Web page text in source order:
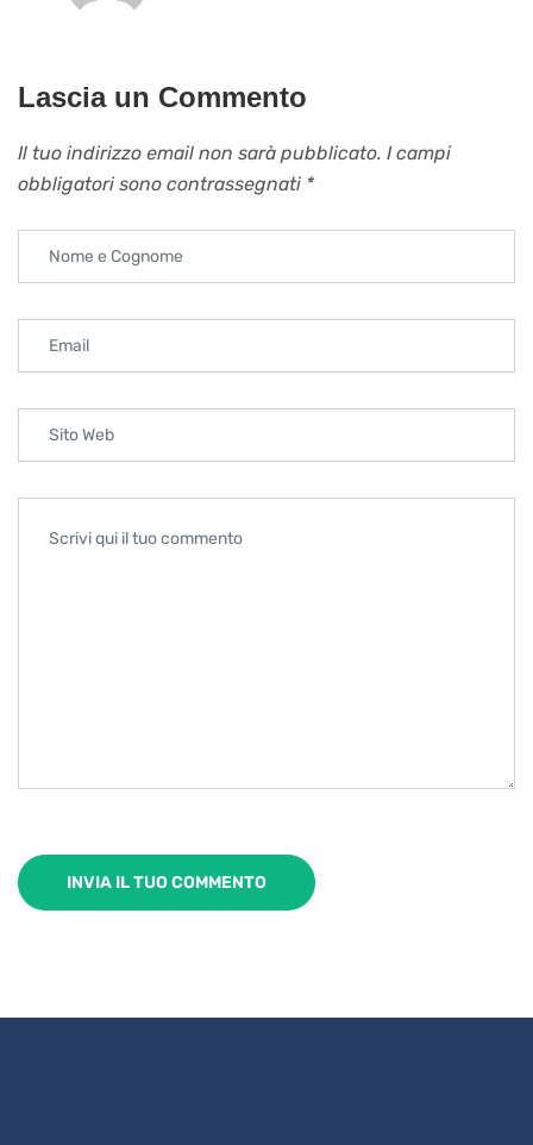
Lascia un Commento
Il tuo indirizzo email non sarà pubblicato. I campi
obbligatori sono contrassegnati *